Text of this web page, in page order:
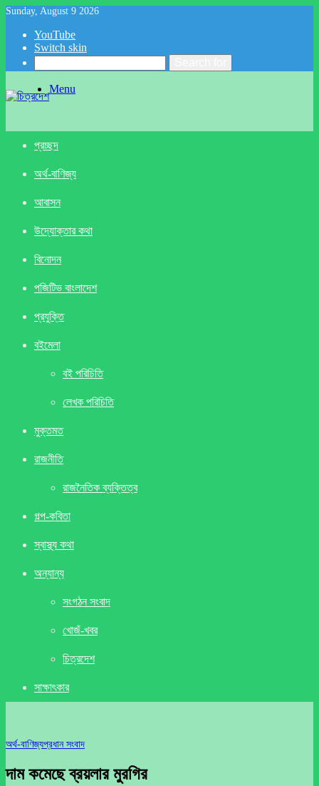
Sunday, August 9 2026
YouTube
Switch skin
Menu
প্রচ্ছদ
অর্থ-বাণিজ্য
আবাসন
উদ্যোক্তার কথা
বিনোদন
পজিটিভ বাংলাদেশ
প্রযুক্তি
বইমেলা
বই পরিচিতি
লেখক পরিচিতি
মুক্তমত
রাজনীতি
রাজনৈতিক ব্যক্তিত্ব
গল্প-কবিতা
স্বাস্থ্য কথা
অন্যান্য
সংগঠন সংবাদ
খােজঁ-খবর
চিত্রদেশ
সাক্ষাৎকার
অর্থ-বাণিজ্যপ্রধান সংবাদ
দাম কমেছে ব্রয়লার মুরগির